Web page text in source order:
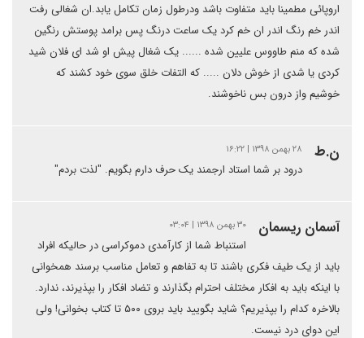
اروپائی مطمینا باید متفاوت باشد ودرطول زمان تکامل یابد.ان شغالی رفت
اندر خم رنگ اندر ان خم کرد یک ساعت درنگ پس برامد پوستش رنگین
شده که منم طاووس علیین شده ...... یک شغال پیش او شد ای فلان شید
کردی یا شدی از خوش دلان ..... که التفات خلق سوی خود کشند که
خوشیم واز درون بس ناخوشند.
ن.ط ۲۸ بهمن ۱۳۹۸ | ۱۶:۲۲
درود بر شما استاد ارجمند یک حرف دارم بگویم. "لذت بردم"
آسمان ریسمان ۳۰ بهمن ۱۳۹۸ | ۰۳:۰۴
استنباط شما از کارآمدی دموکراسی در حالیکه افراد
باید از یک طیف فکری باشند تا به تفاهم و تعامل مناسب برسند همخوانی
با اینکه باید به افکار مختلف احترام بگذارند و تضاد افکار را بپذیرند، ندارد.
بالاخره کدام را بپذیریم؟ شاید بگویید باید بروی ۵۰۰ تا کتاب بخوانی! ولی
این دوای درد نیست.